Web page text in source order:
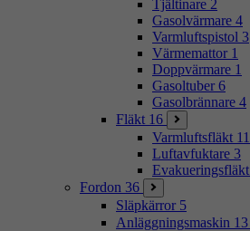
Tjältinare 2
Gasolvärmare 4
Varmluftspistol 3
Värmemattor 1
Doppvärmare 1
Gasoltuber 6
Gasolbrännare 4
Fläkt 16
Varmluftsfläkt 11
Luftavfuktare 3
Evakueringsfläkt
Fordon 36
Släpkärror 5
Anläggningsmaskin 13